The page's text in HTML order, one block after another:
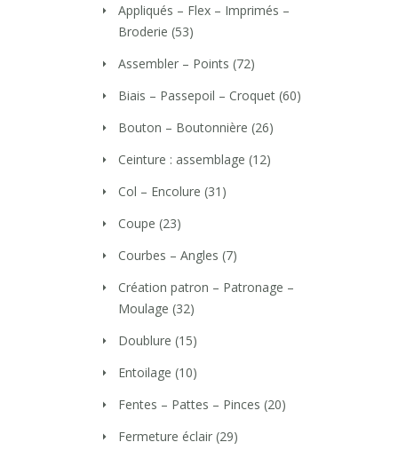
Appliqués – Flex – Imprimés –
Broderie (53)
Assembler – Points (72)
Biais – Passepoil – Croquet (60)
Bouton – Boutonnière (26)
Ceinture : assemblage (12)
Col – Encolure (31)
Coupe (23)
Courbes – Angles (7)
Création patron – Patronage –
Moulage (32)
Doublure (15)
Entoilage (10)
Fentes – Pattes – Pinces (20)
Fermeture éclair (29)